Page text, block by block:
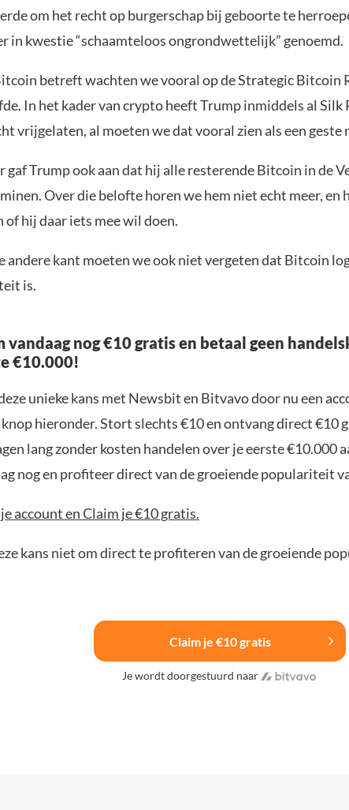
om het recht op burgerschap bij geboorte te
in kwestie “schaamteloos ongrondwettelijk” genoemd.
betreft wachten we vooral op de Strategic Bitcoin
In het kader van crypto heeft Trump inmiddels al Silk
vrijgelaten, al moeten we dat vooral zien als een geste
gaf Trump ook aan dat hij alle resterende Bitcoin in de
Over die belofte horen we hem niet echt meer, en
of hij daar iets mee wil doen.
andere kant moeten we ook niet vergeten dat Bitcoin
is.
vandaag nog €10 gratis en betaal geen
€10.000!
unieke kans met Newsbit en Bitvavo door nu een
knop hieronder. Stort slechts €10 en ontvang direct €10
lang zonder kosten handelen over je eerste €10.000
nog en profiteer direct van de groeiende populariteit
account en Claim je €10 gratis.
kans niet om direct te profiteren van de groeiende
Claim je €10 gratis
Je wordt doorgestuurd naar